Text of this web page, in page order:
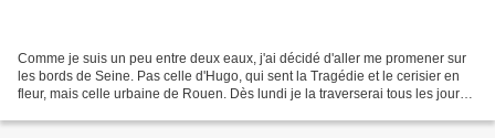
Comme je suis un peu entre deux eaux, j'ai décidé d'aller me promener sur
les bords de Seine. Pas celle d'Hugo, qui sent la Tragédie et le cerisier en
fleur, mais celle urbaine de Rouen. Dès lundi je la traverserai tous les jours